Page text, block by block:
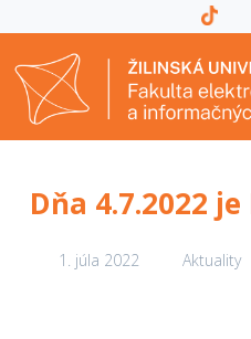
Dňa 4.7.2022
1. júla 2022 Aktuality